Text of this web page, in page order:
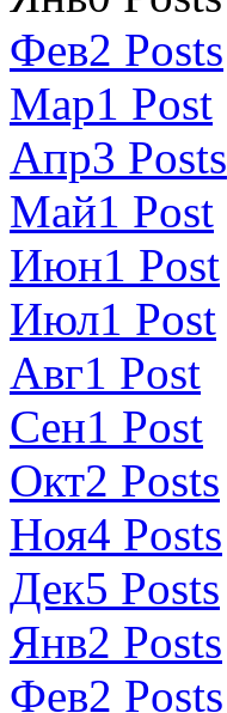
Фев2 Posts
Мар1 Post
Апр3 Posts
Май1 Post
Июн1 Post
Июл1 Post
Авг1 Post
Сен1 Post
Окт2 Posts
Ноя4 Posts
Дек5 Posts
Янв2 Posts
Фев2 Posts